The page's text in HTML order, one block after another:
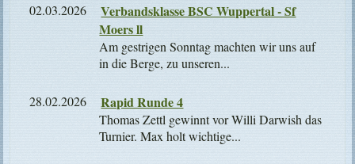
02.03.2026
Verbandsklasse BSC Wuppertal - Sf
Moers ll
Am gestrigen Sonntag machten wir uns auf
in die Berge, zu unseren...
28.02.2026 Rapid Runde 4
Thomas Zettl gewinnt vor Willi Darwish das
Turnier. Max holt wichtige...